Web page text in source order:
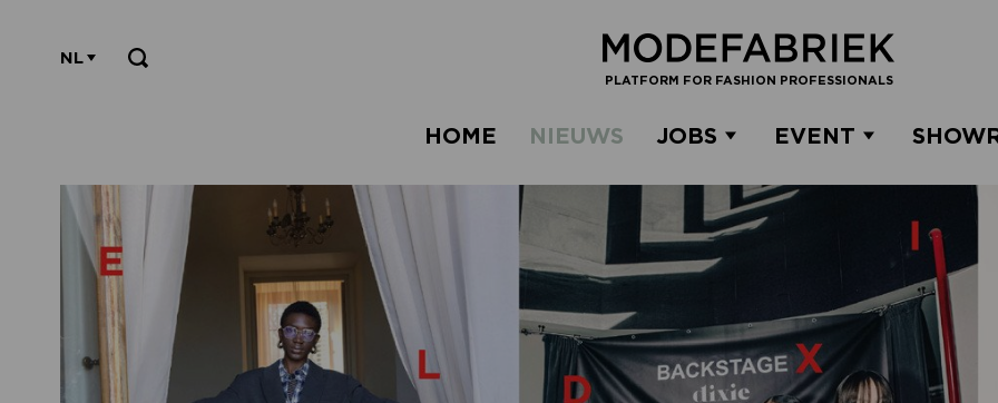
PLATFORM FOR FASHION PROFESSIONALS
NL
HOME NIEUWS JOBS EVENT